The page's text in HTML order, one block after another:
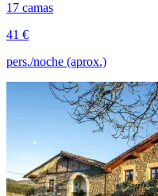
17 camas
41 €
pers./noche (aprox.)